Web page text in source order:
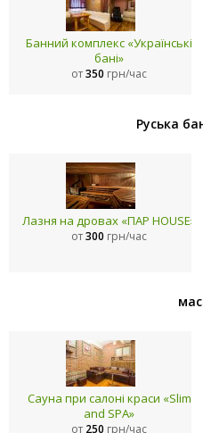
Банний комплекс «Українські
бані»
от350 грн/час
Руська
Лазня на дровах «ПАР HOUSE»
от300 грн/час
Сауна при салоні краси «Slim
and SPA»
от 250 грн/час